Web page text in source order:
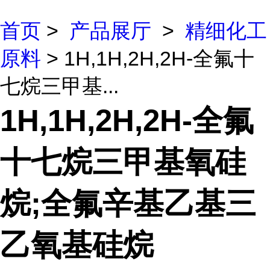
首页 > 产品展厅 > 精细化工
原料 > 1H,1H,2H,2H-全氟十
七烷三甲基...
1H,1H,2H,2H-全氟
十七烷三甲基氧硅
烷;全氟辛基乙基三
乙氧基硅烷